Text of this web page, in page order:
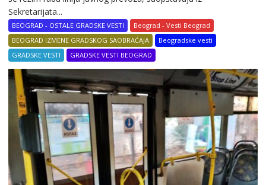
Sekretarijata...
BEOGRAD - OSTALE GRADSKE VESTI
Beograd - Vesti Beograd
BEOGRAD IZMENE GRADSKOG SAOBRAĆAJA
Beogradske vesti
GRADSKE VESTI
GRADSKE VESTI BEOGRAD